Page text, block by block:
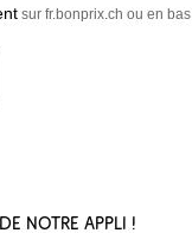
sur fr.bonprix.ch ou en bas
notre appli !